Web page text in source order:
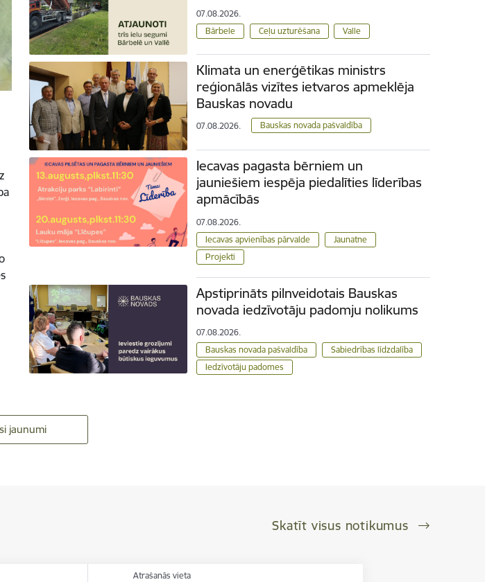
07.08.2026.
Bārbele
Ceļu uzturēšana Valle
Klimata un enerģētikas ministrs
reģionālās vizītes ietvaros apmeklēja
Bauskas novadu
07.08.2026. Bauskas novada pašvaldība
Iecavas pagasta bērniem un
jauniešiem iespēja piedalīties līderības
apmācībās
07.08.2026.
Iecavas apvienības pārvalde
Jaunatne
Projekti
Apstiprināts pilnveidotais Bauskas
novada iedzīvotāju padomju nolikums
07.08.2026.
Bauskas novada pašvaldība
Sabiedrības līdzdalība
Iedzīvotāju padomes
jaunumi
Skatīt visus notikumus
Atrašanās vieta